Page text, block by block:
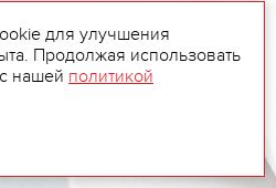
для улучшения
Продолжая использовать
нашей политикой